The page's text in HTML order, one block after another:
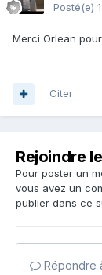
Posté(e)
Merci Orlean
Citer
Rejoindre
Pour poster un
vous avez un
publier dans ce
Répondre